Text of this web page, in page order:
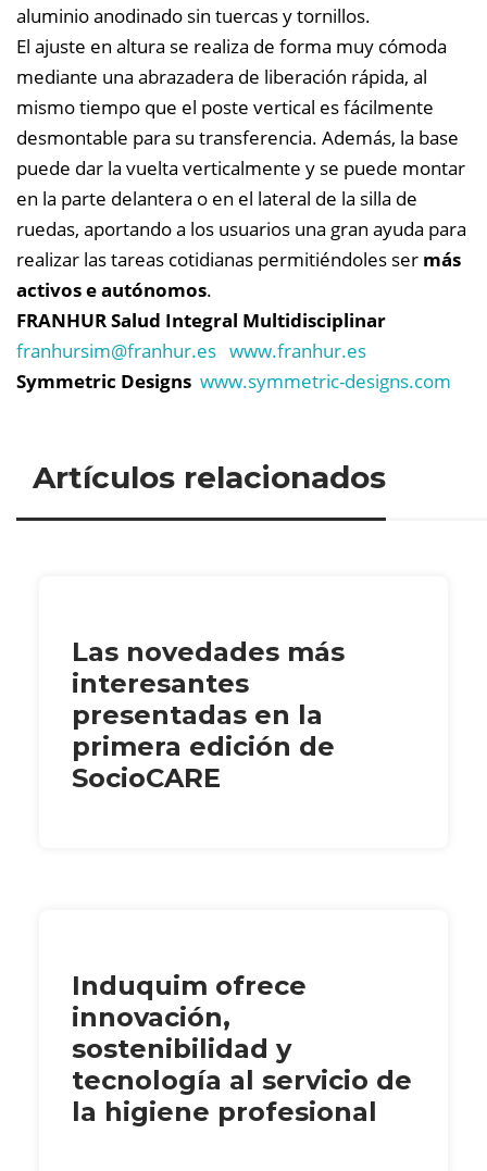
aluminio anodinado sin tuercas y tornillos.
El ajuste en altura se realiza de forma muy cómoda
mediante una abrazadera de liberación rápida, al
mismo tiempo que el poste vertical es fácilmente
desmontable para su transferencia. Además, la base
puede dar la vuelta verticalmente y se puede montar
en la parte delantera o en el lateral de la silla de
ruedas, aportando a los usuarios una gran ayuda para
realizar las tareas cotidianas permitiéndoles ser más
activos e autónomos.
FRANHUR Salud Integral Multidisciplinar
franhursim@franhur.es www.franhur.es
Symmetric Designs www.symmetric-designs.com
Artículos relacionados
Las novedades más
interesantes
presentadas en la
primera edición de
SocioCARE
Induquim ofrece
innovación,
sostenibilidad y
tecnología al servicio de
la higiene profesional